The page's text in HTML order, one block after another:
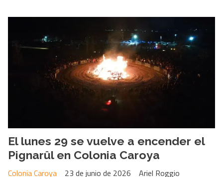
El lunes 29 se vuelve a encender el
Pignarûl en Colonia Caroya
Ariel Roggio
Colonia Caroya
23 de junio de 2026